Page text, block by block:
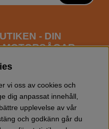
- DIN
användare av
brett sortiment av
tänkbaratillbehör
gallring och allmän
vi oss av cookies och
dig anpassat innehåll,
upplevelse av vår
och godkänn går du